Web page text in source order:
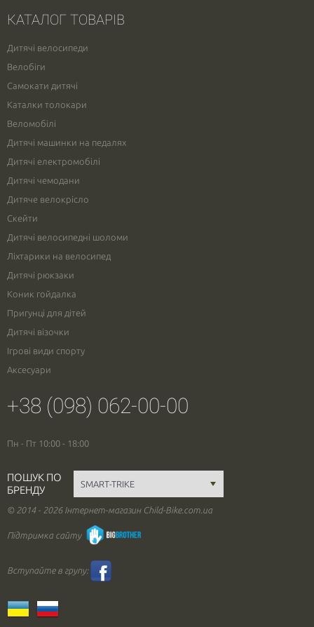
КАТАЛОГ ТОВАРІВ
Дитячі велосипеди
Велобіги
Самокати дитячі
Каталки толокари
Веломобілі
Дитячі машинки на педалях
Дитячі електромобілі
Дитячі чемодани
Дитяче велокрісло
Скейти
Дитячі велосипедні шоломи
Ліхтарики на велосипед
Дитячі рюкзаки
Коник гойдалка
Пригунці для дітей
Дитячі візочки
Ігрові види спорту
Аксесуари
+38 (098) 062-00-00
Пн - Пт 10:00 - 18:00
ПОШУК ПО
БРЕНДУ
© 2014 - 2026 Інтернет-магазин Child-Bike.com.ua
Підтримка сайту
Вступайте в групу: